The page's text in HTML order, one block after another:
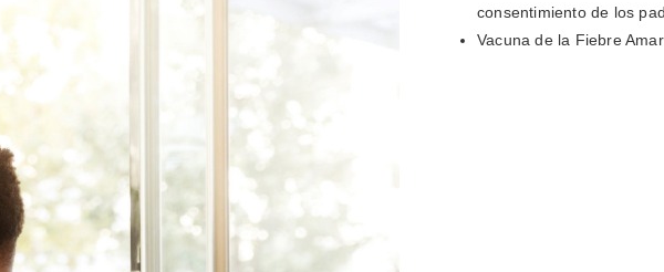
consentimiento de los
Vacuna de la Fiebre